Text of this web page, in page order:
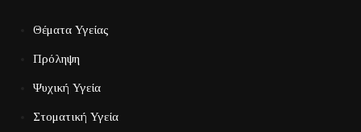
Θέματα Υγείας
Πρόληψη
Ψυχική Υγεία
Στοματική Υγεία